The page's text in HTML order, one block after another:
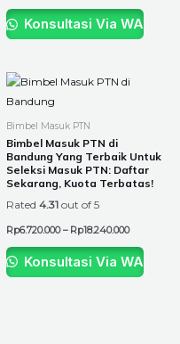
Konsultasi Via WA
Bimbel Masuk PTN
Bimbel Masuk PTN di
Bandung Yang Terbaik Untuk
Seleksi Masuk PTN: Daftar
Sekarang, Kuota Terbatas!
Rated 4.31 out of 5
Rp6.720.000 – Rp18.240.000
Price
This
variants.
The
chosen
on
Konsultasi Via WA